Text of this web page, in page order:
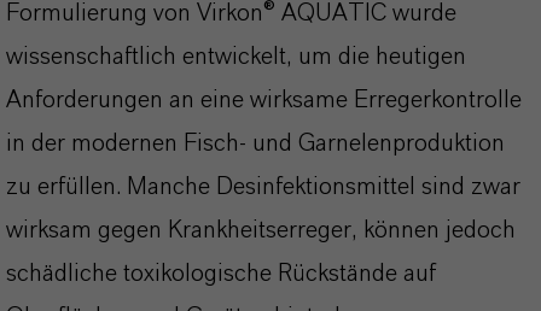
Formulierung von Virkon® AQUATIC wurde
wissenschaftlich entwickelt, um die heutigen
Anforderungen an eine wirksame Erregerkontrolle
in der modernen Fisch- und Garnelenproduktion
zu erfüllen. Manche Desinfektionsmittel sind zwar
wirksam gegen Krankheitserreger, können jedoch
schädliche toxikologische Rückstände auf